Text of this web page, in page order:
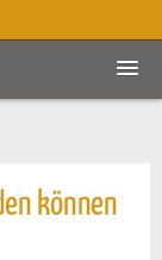
können